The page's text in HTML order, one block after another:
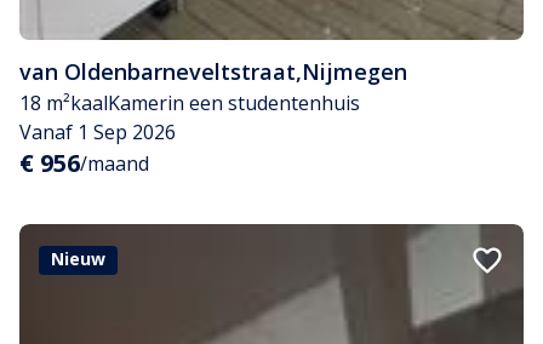
van Oldenbarneveltstraat,Nijmegen
18 m²kaalKamerin een studentenhuis
Vanaf 1 Sep 2026
€ 956/maand
Nieuw